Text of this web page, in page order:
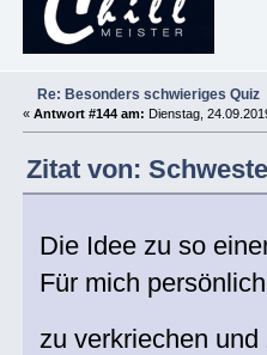
Re: Besonders schwieriges Quiz
«Antwort #144 am: Dienstag,
Zitat von:
Die Idee zu so
Für mich
zu verkriechen